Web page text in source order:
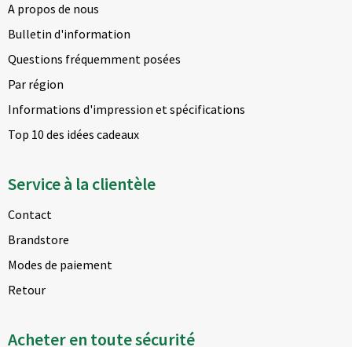
A propos de nous
Bulletin d'information
Questions fréquemment posées
Par région
Informations d'impression et spécifications
Top 10 des idées cadeaux
Service à la clientèle
Contact
Brandstore
Modes de paiement
Retour
Acheter en toute sécurité